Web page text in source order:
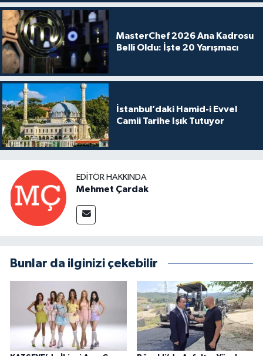
MasterChef 2026 Ana Kadrosu
Belli Oldu: İşte 20 Yarışmacı
İstanbul’daki Hamid-i Evvel
Camii Tarihe Işık Tutuyor
EDITÖR HAKKINDA
Mehmet Çardak
Bunlar da ilginizi çekebilir